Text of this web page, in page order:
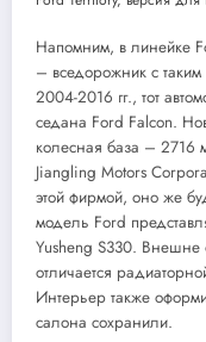
Напомним, в линейке
– вседорожник с
2004-2016 гг., тот
седана Ford Falcon.
колесная база – 2716
Jiangling Motors
этой фирмой, оно же
модель Ford
Yusheng S330. Внешне
отличается
Интерьер также
салона сохранили.